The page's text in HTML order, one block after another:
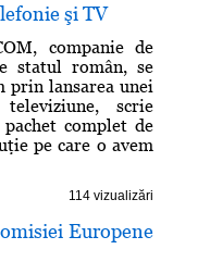
şi TV
companie de
statul român, se
prin lansarea unei
scrie
complet de
pe care o avem
114 vizualizări
Europene